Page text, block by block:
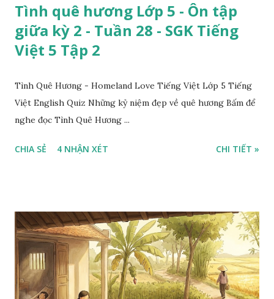
Tình quê hương Lớp 5 - Ôn tập
giữa kỳ 2 - Tuần 28 - SGK Tiếng
Việt 5 Tập 2
Tình Quê Hương - Homeland Love Tiếng Việt Lớp 5 Tiếng
Việt English Quiz Những kỷ niệm đẹp về quê hương Bấm để
nghe đọc Tình Quê Hương ...
CHIA SẺ 4 NHẬN XÉT CHI TIẾT »